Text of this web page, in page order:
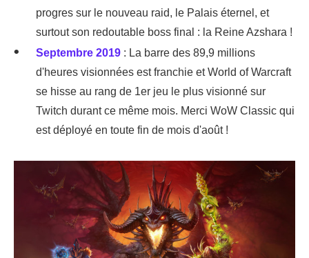
progres sur le nouveau raid, le Palais éternel, et
surtout son redoutable boss final : la Reine Azshara !
Septembre 2019 : La barre des 89,9 millions
d'heures visionnées est franchie et World of Warcraft
se hisse au rang de 1er jeu le plus visionné sur
Twitch durant ce même mois. Merci WoW Classic qui
est déployé en toute fin de mois d'août !